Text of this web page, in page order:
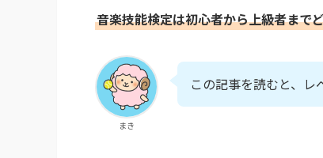
音楽技能検定は初心者から上級者まで
まき
この記事を読むと、レ